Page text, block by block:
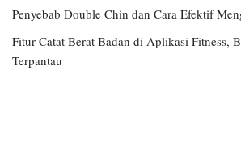
Penyebab Double Chin dan Cara Efektif
Fitur Catat Berat Badan di Aplikasi Fitness,
Terpantau